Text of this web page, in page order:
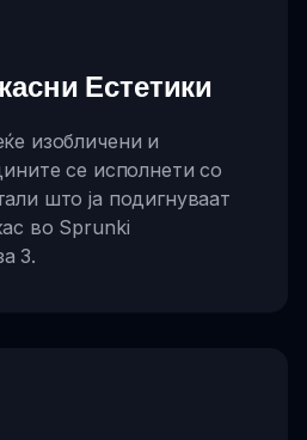
Естетики
изобличени и
се исполнети со
што ја подигнуваат
во Sprunki
3.